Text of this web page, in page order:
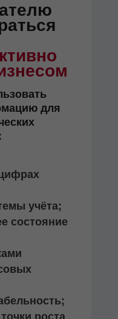
для
учёта;
состояние
роста